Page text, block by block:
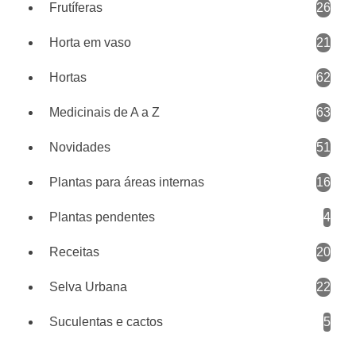
Frutíferas 26
Horta em vaso 21
Hortas 62
Medicinais de A a Z 63
Novidades 51
Plantas para áreas internas 16
Plantas pendentes 4
Receitas 20
Selva Urbana 22
Suculentas e cactos 5